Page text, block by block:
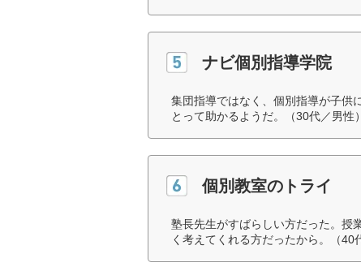
ナビ個別指導学院
集団指導ではなく、個別指導が子供
とって助かるようだ。（30代／男性）
個別教室のトライ
塾長先生がすばらしい方だった。授
く考えてくれる方だったから。（40